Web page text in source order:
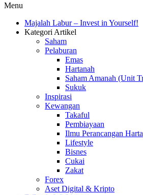
Menu
Majalah Labur – Invest in Yourself!
Kategori Artikel
Saham
Pelaburan
Emas
Hartanah
Saham Amanah (Unit
Sukuk
Inspirasi
Kewangan
Takaful
Pembiayaan
Ilmu Perancangan Harta
Lifestyle
Bisnes
Cukai
Zakat
Forex
Aset Digital & Kripto